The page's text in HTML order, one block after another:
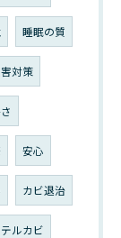
睡眠の質
対策
安心
カビ退治
ルカビ